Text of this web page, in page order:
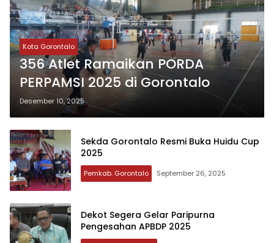
Kota Gorontalo
356 Atlet Ramaikan PORDA
PERPAMSI 2025 di Gorontalo
Desember 10, 2025
Sekda Gorontalo Resmi Buka Huidu Cup
2025
Pemkab. Gorontalo September 26, 2025
Dekot Segera Gelar Paripurna
Pengesahan APBDP 2025